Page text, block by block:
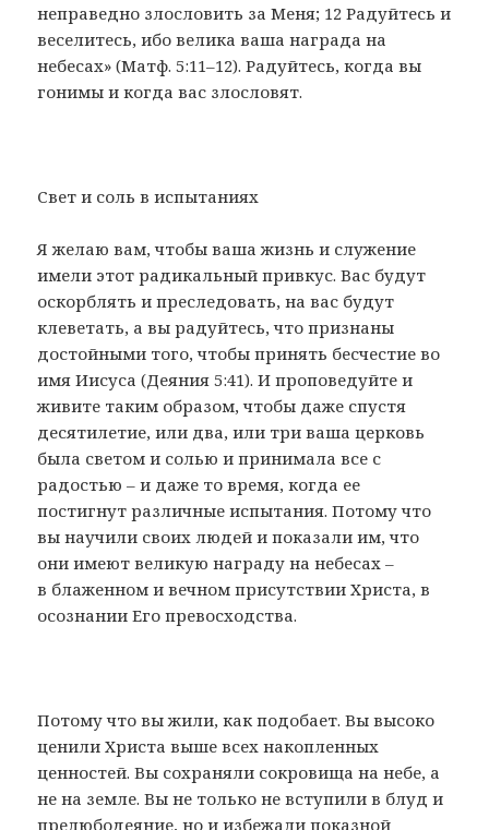
неправедно злословить за Меня; 12 Радуйтесь и
веселитесь, ибо велика ваша награда на
небесах» (Матф. 5:11–12). Радуйтесь, когда вы
гонимы и когда вас злословят.
Свет и соль в испытаниях
Я желаю вам, чтобы ваша жизнь и служение
имели этот радикальный привкус. Вас будут
оскорблять и преследовать, на вас будут
клеветать, а вы радуйтесь, что признаны
достойными того, чтобы принять бесчестие во
имя Иисуса (Деяния 5:41). И проповедуйте и
живите таким образом, чтобы даже спустя
десятилетие, или два, или три ваша церковь
была светом и солью и принимала все с
радостью – и даже то время, когда ее
постигнут различные испытания. Потому что
вы научили своих людей и показали им, что
они имеют великую награду на небесах –
в блаженном и вечном присутствии Христа, в
осознании Его превосходства.
Потому что вы жили, как подобает. Вы высоко
ценили Христа выше всех накопленных
ценностей. Вы сохраняли сокровища на небе, а
не на земле. Вы не только не вступили в блуд и
прелюбодеяние, но и избежали показной